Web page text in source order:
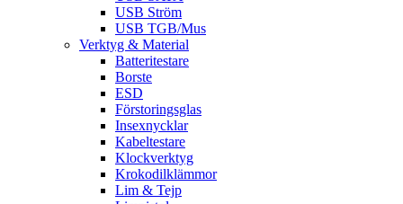
USB Ström
USB TGB/Mus
Verktyg & Material
Batteritestare
Borste
ESD
Förstoringsglas
Insexnycklar
Kabeltestare
Klockverktyg
Krokodilklämmor
Lim & Tejp